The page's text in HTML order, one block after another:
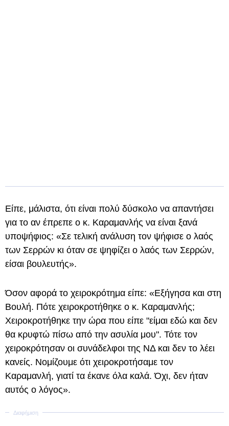
Είπε, μάλιστα, ότι είναι πολύ δύσκολο να απαντήσει
για το αν έπρεπε ο κ. Καραμανλής να είναι ξανά
υποψήφιος: «Σε τελική ανάλυση τον ψήφισε ο λαός
των Σερρών κι όταν σε ψηφίζει ο λαός των Σερρών,
είσαι βουλευτής».
Όσον αφορά το χειροκρότημα είπε: «Εξήγησα και στη
Βουλή. Πότε χειροκροτήθηκε ο κ. Καραμανλής;
Χειροκροτήθηκε την ώρα που είπε "είμαι εδώ και δεν
θα κρυφτώ πίσω από την ασυλία μου". Τότε τον
χειροκρότησαν οι συνάδελφοι της ΝΔ και δεν το λέει
κανείς. Νομίζουμε ότι χειροκροτήσαμε τον
Καραμανλή, γιατί τα έκανε όλα καλά. Όχι, δεν ήταν
αυτός ο λόγος».